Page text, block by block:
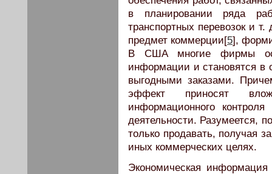
в планировании ряда
транспортных перевозок и
предмет коммерции[5],
В США многие фирмы
информации и становятся в
выгодными заказами.
эффект приносят
информационного
деятельности. Разумеется,
только продавать, получая
иных коммерческих целях.
Экономическая информация